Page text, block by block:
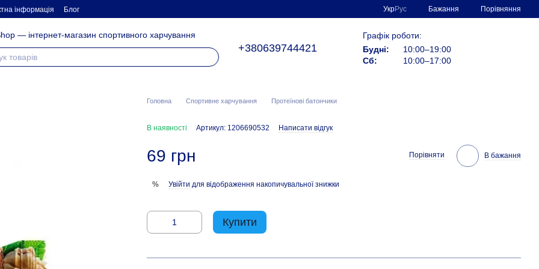
інформація Блог УкрРус Бажання Порівняння
— інтернет-магазин спортивного харчування
+380639744421
Графік роботи:
Будні:
10:00–19:00
Сб:
10:00–17:00
Головна Спортивне харчування Протеїнові батончики
В наявності Артикул: 1206690532 Написати відгук
69 грн Порівняти В бажання
% Увійти для відображення накопичувальної знижки
Купити